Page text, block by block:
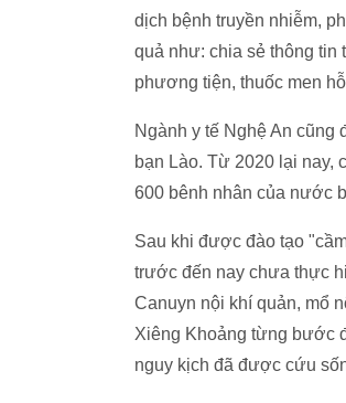
dịch bệnh truyền nhiễm,
quả như: chia sẻ thông tin
phương tiện, thuốc men
Ngành y tế Nghệ An
bạn Lào. Từ 2020 lại nay,
600 bênh nhân của nước
Sau khi được đào tạo
trước đến nay chưa thực
Canuyn nội khí quản, mổ
Xiêng Khoảng từng bước
nguy kịch đã được cứu